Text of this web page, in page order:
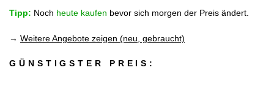
Tipp: Noch heute kaufen bevor sich morgen der Preis ändert.
→ Weitere Angebote zeigen (neu, gebraucht)
GÜNSTIGSTER PREIS: